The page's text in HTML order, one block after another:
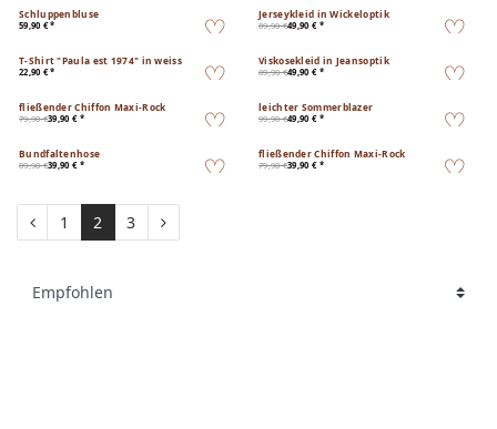
Schluppenbluse
59,90 € *
Jerseykleid in Wickeloptik
89,90 €49,90 € *
T-Shirt "Paula est 1974" in weiss
22,90 € *
Viskosekleid in Jeansoptik
89,90 €49,90 € *
fließender Chiffon Maxi-Rock
79,90 €39,90 € *
leichter Sommerblazer
99,90 €49,90 € *
Bundfaltenhose
89,90 €39,90 € *
fließender Chiffon Maxi-Rock
79,90 €39,90 € *
1 2 3